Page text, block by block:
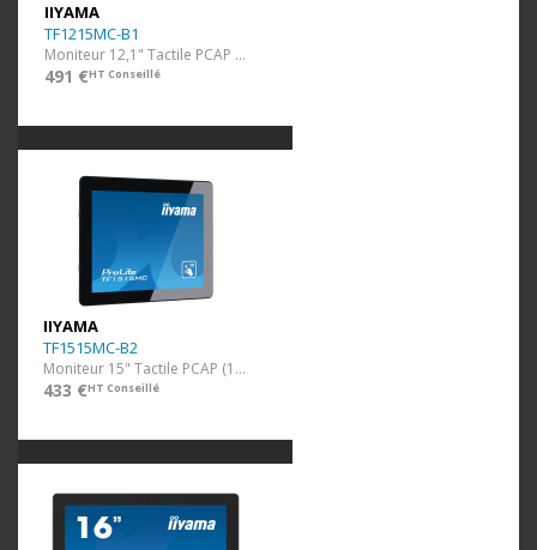
IIYAMA
TF1215MC-B1
Moniteur 12,1" Tactile PCAP (1024x768)
491 €HT Conseillé
IIYAMA
TF1515MC-B2
Moniteur 15" Tactile PCAP (1024x768)
433 €HT Conseillé